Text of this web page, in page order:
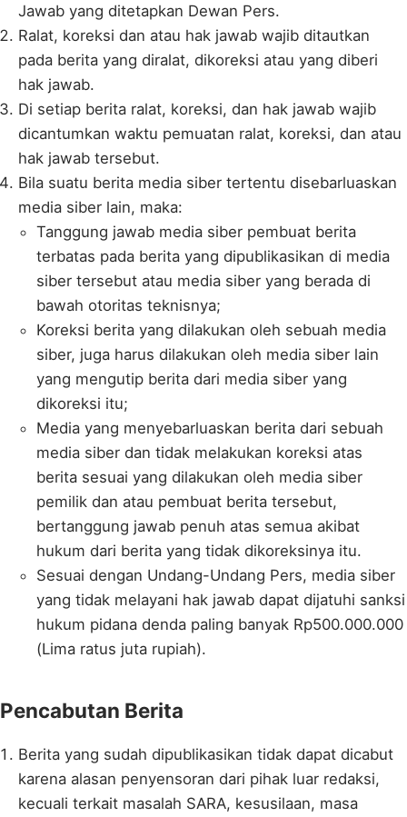
Jawab yang ditetapkan Dewan Pers.
Ralat, koreksi dan atau hak jawab wajib ditautkan
pada berita yang diralat, dikoreksi atau yang diberi
hak jawab.
Di setiap berita ralat, koreksi, dan hak jawab wajib
dicantumkan waktu pemuatan ralat, koreksi, dan atau
hak jawab tersebut.
Bila suatu berita media siber tertentu disebarluaskan
media siber lain, maka:
Tanggung jawab media siber pembuat berita
terbatas pada berita yang dipublikasikan di media
siber tersebut atau media siber yang berada di
bawah otoritas teknisnya;
Koreksi berita yang dilakukan oleh sebuah media
siber, juga harus dilakukan oleh media siber lain
yang mengutip berita dari media siber yang
dikoreksi itu;
Media yang menyebarluaskan berita dari sebuah
media siber dan tidak melakukan koreksi atas
berita sesuai yang dilakukan oleh media siber
pemilik dan atau pembuat berita tersebut,
bertanggung jawab penuh atas semua akibat
hukum dari berita yang tidak dikoreksinya itu.
Sesuai dengan Undang-Undang Pers, media siber
yang tidak melayani hak jawab dapat dijatuhi sanksi
hukum pidana denda paling banyak Rp500.000.000
(Lima ratus juta rupiah).
Pencabutan Berita
Berita yang sudah dipublikasikan tidak dapat dicabut
karena alasan penyensoran dari pihak luar redaksi,
kecuali terkait masalah SARA, kesusilaan, masa